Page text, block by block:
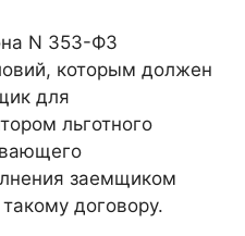
N 353-ФЗ
которым должен
для
льготного
заемщиком
договору.